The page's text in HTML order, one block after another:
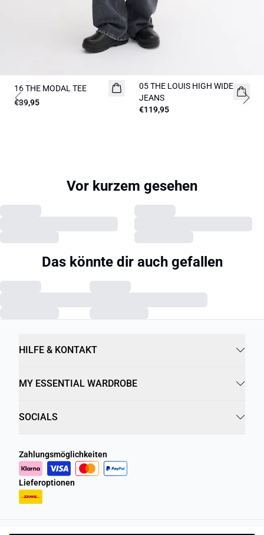
NEUHEITEN
16 THE MODAL TEE
€39,95
NEUHEITEN
05 THE LOUIS HIGH WIDE
JEANS
€119,95
Previous slide Next
Vor kurzem gesehen
Das könnte dir auch gefallen
HILFE & KONTAKT
MY ESSENTIAL WARDROBE
SOCIALS
Zahlungsmöglichkeiten
Lieferoptionen